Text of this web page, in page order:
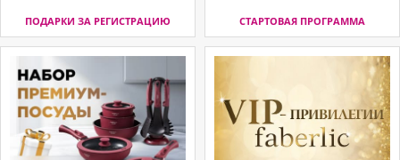
ПОДАРКИ ЗА РЕГИСТРАЦИЮ СТАРТОВАЯ ПРОГРАММА